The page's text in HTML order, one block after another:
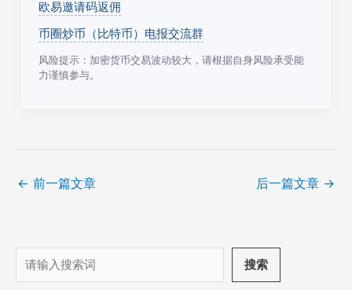
欧易邀请码返佣
币圈炒币（比特币）电报交流群
风险提示：加密货币交易波动较大，请根据自身风险承受能
力谨慎参与。
← 前一篇文章 后一篇文章 →
搜
索
搜索